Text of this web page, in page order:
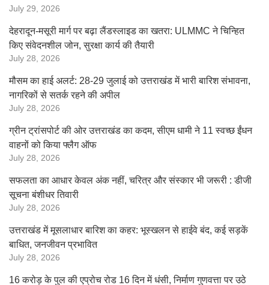
July 29, 2026
देहरादून-मसूरी मार्ग पर बढ़ा लैंडस्लाइड का खतरा: ULMMC ने चिन्हित
किए संवेदनशील जोन, सुरक्षा कार्य की तैयारी
July 28, 2026
मौसम का हाई अलर्ट: 28-29 जुलाई को उत्तराखंड में भारी बारिश संभावना,
नागरिकों से सतर्क रहने की अपील
July 28, 2026
ग्रीन ट्रांसपोर्ट की ओर उत्तराखंड का कदम, सीएम धामी ने 11 स्वच्छ ईंधन
वाहनों को किया फ्लैग ऑफ
July 28, 2026
सफलता का आधार केवल अंक नहीं, चरित्र और संस्कार भी जरूरी : डीजी
सूचना बंशीधर तिवारी
July 28, 2026
उत्तराखंड में मूसलाधार बारिश का कहर: भूस्खलन से हाईवे बंद, कई सड़कें
बाधित, जनजीवन प्रभावित
July 28, 2026
16 करोड़ के पुल की एप्रोच रोड 16 दिन में धंसी, निर्माण गुणवत्ता पर उठे